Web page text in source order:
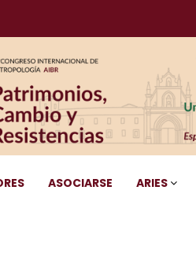
ASOCIARSE ARIES